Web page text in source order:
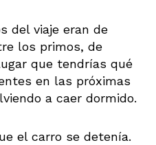
del viaje eran de
los primos, de
que tendrías qué
en las próximas
a caer dormido.
el carro se detenía.